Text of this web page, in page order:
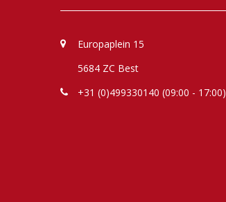
Europaplein 15
5684 ZC Best
+31 (0)499330140 (09:00 - 17:00)